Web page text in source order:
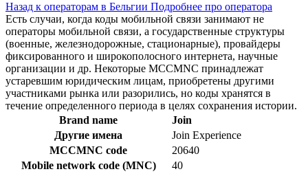
Назад к операторам в Бельгии Подробнее про оператора
Есть случаи, когда коды мобильной связи занимают не
операторы мобильной связи, а государственные структуры
(военные, железнодорожные, стационарные), провайдеры
фиксированного и широкополосного интернета, научные
организации и др. Некоторые MCCMNC принадлежат
устаревшим юридическим лицам, приобретены другими
участниками рынка или разорились, но коды хранятся в
течение определенного периода в целях сохранения истории.
Brand name
Join
Другие имена
Join Experience
MCCMNC code
20640
Mobile network code (MNC)
40